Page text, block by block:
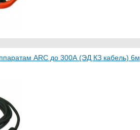
ARC до 300А (ЭД КЗ кабель) 6м